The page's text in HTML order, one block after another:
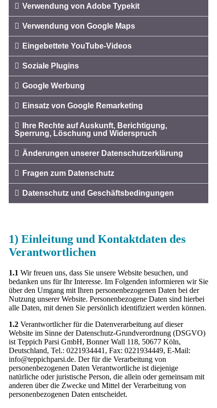
Verwendung von Adobe Typekit
Verwendung von Google Maps
Eingebettete YouTube-Videos
Soziale Plugins
Google Werbung
Einsatz von Google Remarketing
Ihre Rechte auf Auskunft, Berichtigung,
Sperrung, Löschung und Widerspruch
Änderungen unserer Datenschutzerklärung
Fragen zum Datenschutz
Datenschutz und Geschäftsbedingungen
1) Einleitung und Kontaktdaten des
Verantwortlichen
1.1 Wir freuen uns, dass Sie unsere Website besuchen, und
bedanken uns für Ihr Interesse. Im Folgenden informieren wir Sie
über den Umgang mit Ihren personenbezogenen Daten bei der
Nutzung unserer Website. Personenbezogene Daten sind hierbei
alle Daten, mit denen Sie persönlich identifiziert werden können.
1.2 Verantwortlicher für die Datenverarbeitung auf dieser
Website im Sinne der Datenschutz-Grundverordnung (DSGVO)
ist Teppich Parsi GmbH, Bonner Wall 118, 50677 Köln,
Deutschland, Tel.: 0221934441, Fax: 0221934449, E-Mail:
info@teppichparsi.de. Der für die Verarbeitung von
personenbezogenen Daten Verantwortliche ist diejenige
natürliche oder juristische Person, die allein oder gemeinsam mit
anderen über die Zwecke und Mittel der Verarbeitung von
personenbezogenen Daten entscheidet.